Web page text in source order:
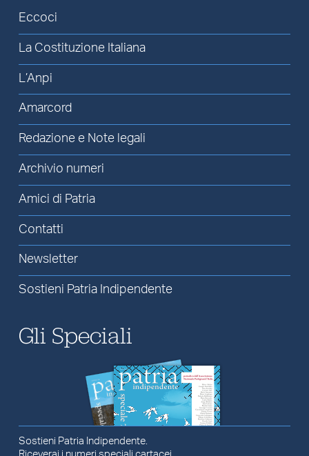
Eccoci
La Costituzione Italiana
L’Anpi
Amarcord
Redazione e Note legali
Archivio numeri
Amici di Patria
Contatti
Newsletter
Sostieni Patria Indipendente
Gli Speciali
Sostieni Patria Indipendente.